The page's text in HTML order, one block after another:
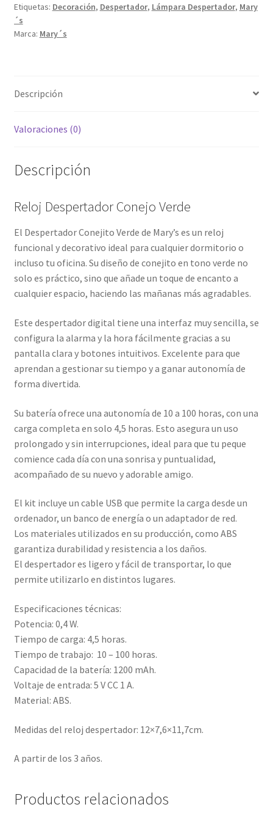
Etiquetas: Decoración, Despertador, Lámpara Despertador, Mary
´s
Marca: Mary´s
Descripción
Valoraciones (0)
Descripción
Reloj Despertador Conejo Verde
El Despertador Conejito Verde de Mary’s es un reloj
funcional y decorativo ideal para cualquier dormitorio o
incluso tu oficina. Su diseño de conejito en tono verde no
solo es práctico, sino que añade un toque de encanto a
cualquier espacio, haciendo las mañanas más agradables.
Este despertador digital tiene una interfaz muy sencilla, se
configura la alarma y la hora fácilmente gracias a su
pantalla clara y botones intuitivos. Excelente para que
aprendan a gestionar su tiempo y a ganar autonomía de
forma divertida.
Su batería ofrece una autonomía de 10 a 100 horas, con una
carga completa en solo 4,5 horas. Esto asegura un uso
prolongado y sin interrupciones, ideal para que tu peque
comience cada día con una sonrisa y puntualidad,
acompañado de su nuevo y adorable amigo.
El kit incluye un cable USB que permite la carga desde un
ordenador, un banco de energía o un adaptador de red.
Los materiales utilizados en su producción, como ABS
garantiza durabilidad y resistencia a los daños.
El despertador es ligero y fácil de transportar, lo que
permite utilizarlo en distintos lugares.
Especificaciones técnicas:
Potencia: 0,4 W.
Tiempo de carga: 4,5 horas.
Tiempo de trabajo: 10 – 100 horas.
Capacidad de la batería: 1200 mAh.
Voltaje de entrada: 5 V CC 1 A.
Material: ABS.
Medidas del reloj despertador: 12×7,6×11,7cm.
A partir de los 3 años.
Productos relacionados